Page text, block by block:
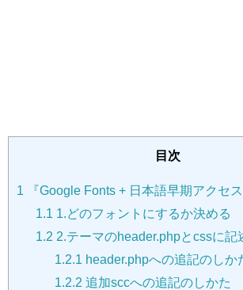
目次
1 『Google Fonts + 日本語早期アクセ
1.1 1.どのフォントにするか決める
1.2 2.テーマのheader.phpとcssに記
1.2.1 header.phpへの追記のしか
1.2.2 追加sccへの追記のしかた